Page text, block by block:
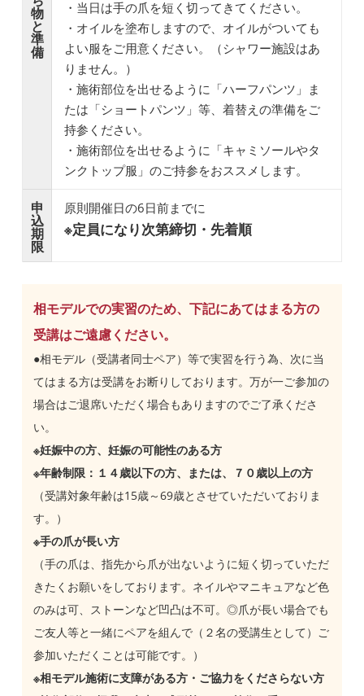
物
と
準
備
・当日は手の爪を短く切ってきてください。
・オイルを塗布しますので、オイルがついても
よい服をご用意ください。（シャワー施設はあ
りません。）
・施術部位を出せるように「ハーフパンツ」ま
たは「ショートパンツ」等、着替えの準備をご
持参ください。
・施術部位を出せるように「キャミソールやタ
ンクトップ服」のご持参をおススメします。
申
込
期
限
原則開催日の6日前までに
※定員になり次第締切・先着順
相モデルでの実習のため、下記にあてはまる方の
受講はご遠慮ください。
●相モデル（受講者同士ペア）等で実習を行う為、次に当
てはまる方は受講をお断りしております。万が一ご参加の
場合はご退席いただく場合もありますのでご了承くださ
い。
※妊娠中の方、妊娠の可能性のある方
※年齢制限：１４歳以下の方、または、７０歳以上の方
（受講対象年齢は15歳～69歳とさせていただいておりま
す。）
※手の爪が長い方
（手の爪は、指先から爪が出ないように短く切っていただ
きたくお願いをしております。ネイルやマニキュアなど色
のみは可、ストーンなど凹凸は不可。◎爪が長い場合でも
ご友人等と一緒にペアを組んで（２名の受講生として）ご
参加いただくことは可能です。）
※相モデル施術に支障がある方・ご協力をくださらない方